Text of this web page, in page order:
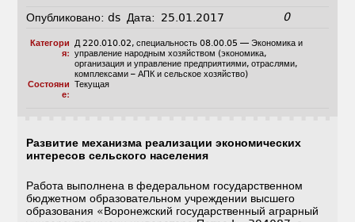
Опубликовано: ds Дата: 25.01.2017 0
Категори
я:
Д 220.010.02, специальность 08.00.05 — Экономика и
управление народным хозяйством (экономика,
организация и управление предприятиями, отраслями,
комплексами – АПК и сельское хозяйство)
Состояни
е:
Текущая
Развитие механизма реализации экономических
интересов сельского населения
Работа выполнена в федеральном государственном
бюджетном образовательном учреждении высшего
образования «Воронежский государственный аграрный